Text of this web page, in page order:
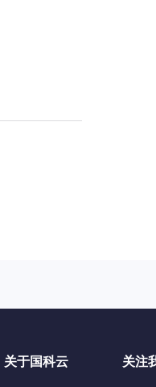
关于国科云 关注